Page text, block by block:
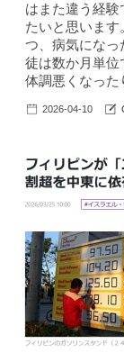
はまた違う経験
たいと思いま
つ、病気になっ
徒は数か月単位
体調悪くなった
2026-04-10